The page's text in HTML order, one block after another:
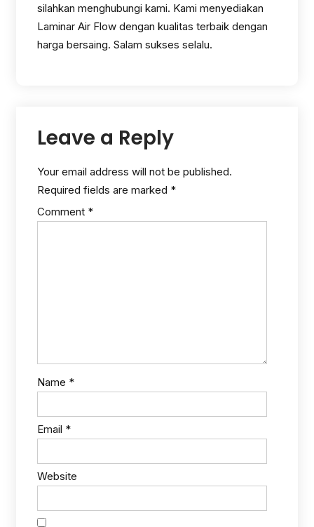
silahkan menghubungi kami. Kami menyediakan
Laminar Air Flow dengan kualitas terbaik dengan
harga bersaing. Salam sukses selalu.
Leave a Reply
Your email address will not be published.
Required fields are marked *
Comment *
Name *
Email *
Website